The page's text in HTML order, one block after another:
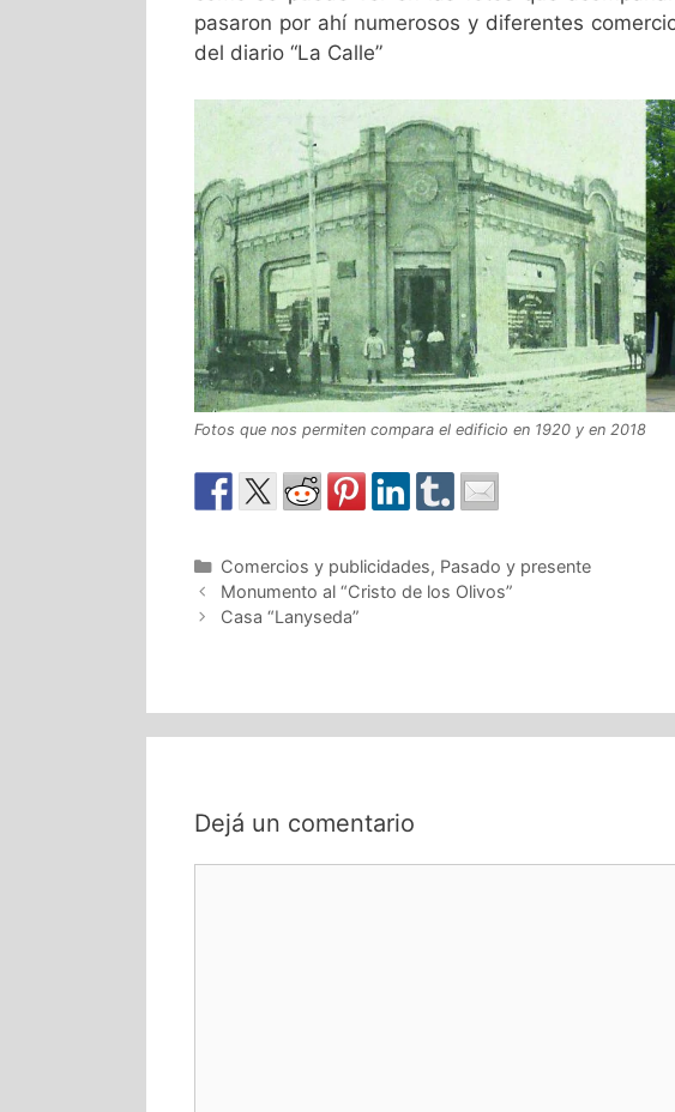
pasaron por ahí numerosos y diferentes
del diario “La Calle”
Fotos que nos permiten compara el edificio en 1920 y en 2018
Comercios y publicidades, Pasado y presente
Monumento al “Cristo de los Olivos”
Casa “Lanyseda”
Dejá un comentario